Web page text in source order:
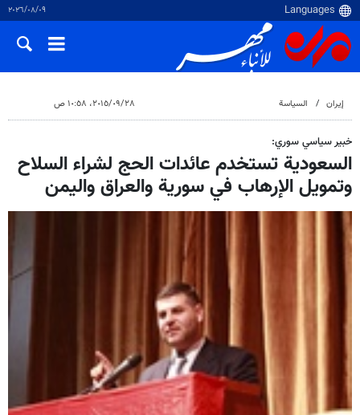
٠٩‏/٠٨‏/٢٠٢٦
إيران السياسة ٢٨‏/٠٩‏/٢٠١٥، ١٠:٥٨ ص
خبير سياسي سوري:
السعودية تستخدم عائدات الحج لشراء السلاح
وتمويل الإرهاب في سورية والعراق واليمن